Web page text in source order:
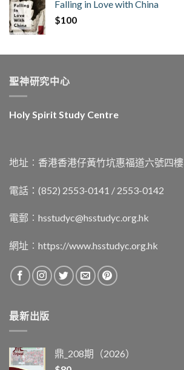
Falling in Love with China
$100
聖神研究中心
Holy Spirit Study Centre
地址︰香港香港仔黃竹坑惠福道六號四樓
電話：(852) 2553-0141 / 2553-0142
電郵︰ hsstudyc@hsstudyc.org.hk
網址︰ https://www.hsstudyc.org.hk
最新出版
鼎_208期（2026）